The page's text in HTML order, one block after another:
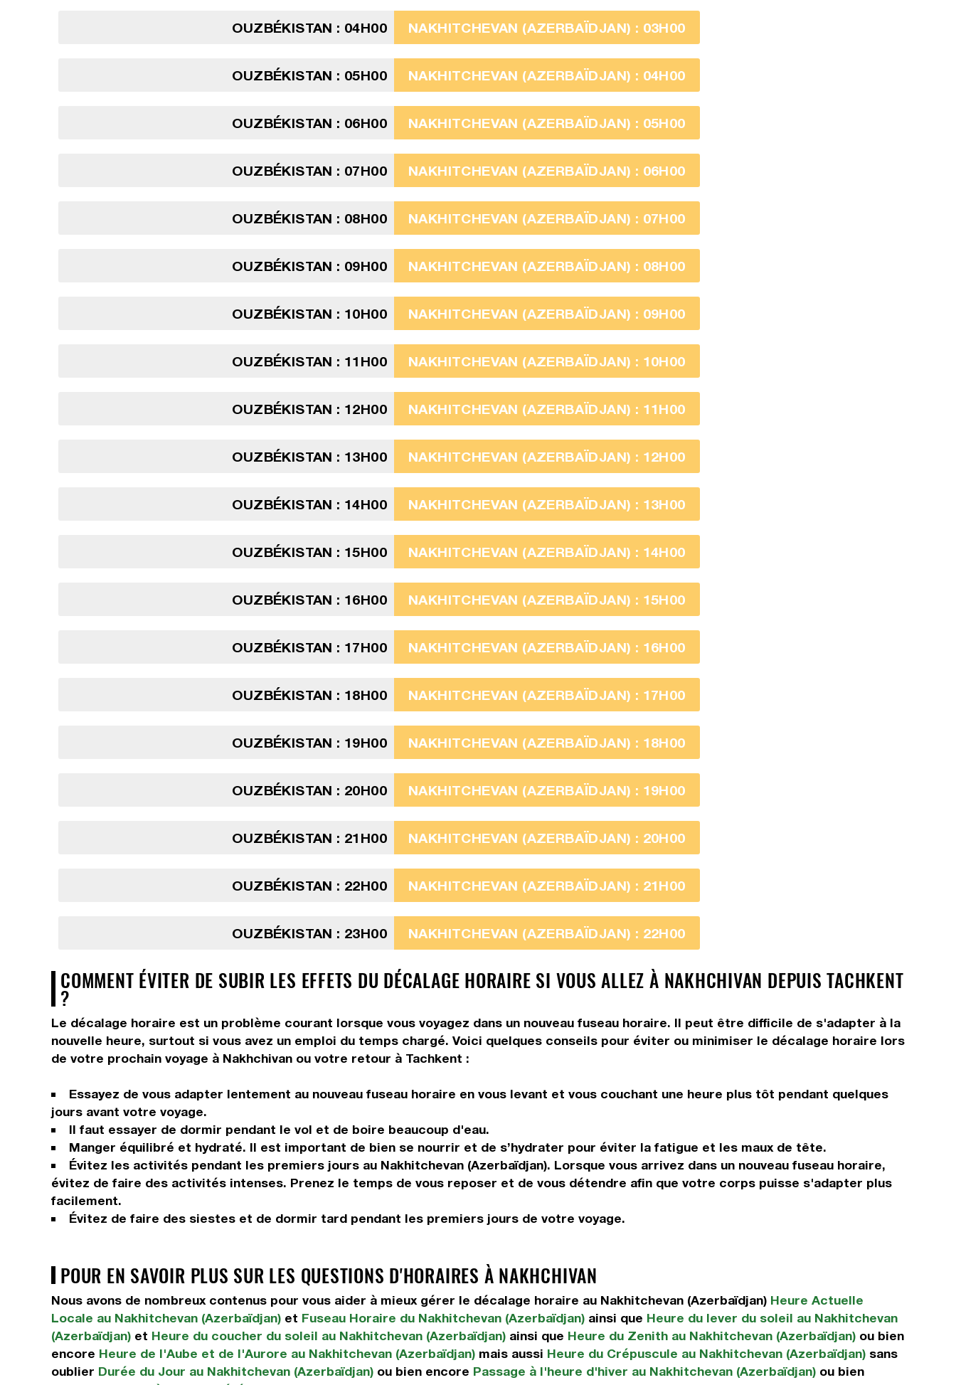
OUZBÉKISTAN : 04H00 NAKHITCHEVAN (AZERBAÏDJAN) : 03H00
OUZBÉKISTAN : 05H00 NAKHITCHEVAN (AZERBAÏDJAN) : 04H00
OUZBÉKISTAN : 06H00 NAKHITCHEVAN (AZERBAÏDJAN) : 05H00
OUZBÉKISTAN : 07H00 NAKHITCHEVAN (AZERBAÏDJAN) : 06H00
OUZBÉKISTAN : 08H00 NAKHITCHEVAN (AZERBAÏDJAN) : 07H00
OUZBÉKISTAN : 09H00 NAKHITCHEVAN (AZERBAÏDJAN) : 08H00
OUZBÉKISTAN : 10H00 NAKHITCHEVAN (AZERBAÏDJAN) : 09H00
OUZBÉKISTAN : 11H00 NAKHITCHEVAN (AZERBAÏDJAN) : 10H00
OUZBÉKISTAN : 12H00 NAKHITCHEVAN (AZERBAÏDJAN) : 11H00
OUZBÉKISTAN : 13H00 NAKHITCHEVAN (AZERBAÏDJAN) : 12H00
OUZBÉKISTAN : 14H00 NAKHITCHEVAN (AZERBAÏDJAN) : 13H00
OUZBÉKISTAN : 15H00 NAKHITCHEVAN (AZERBAÏDJAN) : 14H00
OUZBÉKISTAN : 16H00 NAKHITCHEVAN (AZERBAÏDJAN) : 15H00
OUZBÉKISTAN : 17H00 NAKHITCHEVAN (AZERBAÏDJAN) : 16H00
OUZBÉKISTAN : 18H00 NAKHITCHEVAN (AZERBAÏDJAN) : 17H00
OUZBÉKISTAN : 19H00 NAKHITCHEVAN (AZERBAÏDJAN) : 18H00
OUZBÉKISTAN : 20H00 NAKHITCHEVAN (AZERBAÏDJAN) : 19H00
OUZBÉKISTAN : 21H00 NAKHITCHEVAN (AZERBAÏDJAN) : 20H00
OUZBÉKISTAN : 22H00 NAKHITCHEVAN (AZERBAÏDJAN) : 21H00
OUZBÉKISTAN : 23H00 NAKHITCHEVAN (AZERBAÏDJAN) : 22H00
COMMENT ÉVITER DE SUBIR LES EFFETS DU DÉCALAGE HORAIRE SI VOUS ALLEZ À NAKHCHIVAN DEPUIS TACHKENT
?
Le décalage horaire est un problème courant lorsque vous voyagez dans un nouveau fuseau horaire. Il peut être difficile de s'adapter à la
nouvelle heure, surtout si vous avez un emploi du temps chargé. Voici quelques conseils pour éviter ou minimiser le décalage horaire lors
de votre prochain voyage à Nakhchivan ou votre retour à Tachkent :
Essayez de vous adapter lentement au nouveau fuseau horaire en vous levant et vous couchant une heure plus tôt pendant quelques
jours avant votre voyage.
Il faut essayer de dormir pendant le vol et de boire beaucoup d'eau.
Manger équilibré et hydraté. Il est important de bien se nourrir et de s’hydrater pour éviter la fatigue et les maux de tête.
Évitez les activités pendant les premiers jours au Nakhitchevan (Azerbaïdjan). Lorsque vous arrivez dans un nouveau fuseau horaire,
évitez de faire des activités intenses. Prenez le temps de vous reposer et de vous détendre afin que votre corps puisse s'adapter plus
facilement.
Évitez de faire des siestes et de dormir tard pendant les premiers jours de votre voyage.
POUR EN SAVOIR PLUS SUR LES QUESTIONS D'HORAIRES À NAKHCHIVAN
Nous avons de nombreux contenus pour vous aider à mieux gérer le décalage horaire au Nakhitchevan (Azerbaïdjan) Heure Actuelle
Locale au Nakhitchevan (Azerbaïdjan) et Fuseau Horaire du Nakhitchevan (Azerbaïdjan) ainsi que Heure du lever du soleil au Nakhitchevan
(Azerbaïdjan) et Heure du coucher du soleil au Nakhitchevan (Azerbaïdjan) ainsi que Heure du Zenith au Nakhitchevan (Azerbaïdjan) ou bien
encore Heure de l'Aube et de l'Aurore au Nakhitchevan (Azerbaïdjan) mais aussi Heure du Crépuscule au Nakhitchevan (Azerbaïdjan) sans
oublier Durée du Jour au Nakhitchevan (Azerbaïdjan) ou bien encore Passage à l'heure d'hiver au Nakhitchevan (Azerbaïdjan) ou bien